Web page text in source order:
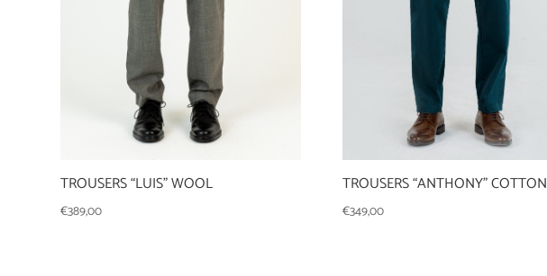
TROUSERS “LUIS” WOOL
€389,00
TROUSERS “ANTHONY” COTTON
€349,00